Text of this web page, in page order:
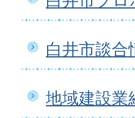
白井市談
地域建設業